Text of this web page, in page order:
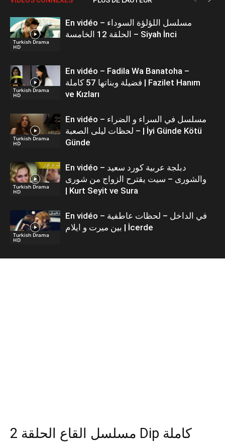
Turkish Drama
HD
En vidéo – مسلسل اللؤلؤة السوداء
الحلقة 12 الخامسة – Siyah İnci
Turkish Drama
HD
En vidéo – Fadila Wa Banatoha –
فضيلة وبناتها 57 كاملة | Fazilet Hanım
ve Kızları
Turkish Drama
HD
En vidéo – مسلسل في السراء و الضراء
– لحظات ليلى الصعبة | İyi Günde Kötü
Günde
Turkish Drama
HD
En vidéo – دبلجة عربية كورد سعيد
والشورى – سيت يقترح الزواج من شورى
| Kurt Seyit ve Sura
Turkish Drama
HD
En vidéo – في الداخل – لحظات عاطفية
بين ميرت و ايلام | İcerde
مسلسل القاع الحلقة 2 Dip كاملة